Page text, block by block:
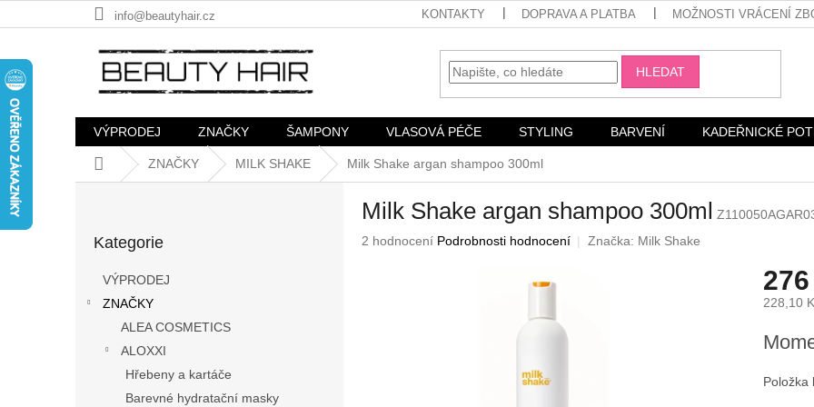
na
info@beautyhair.cz KONTAKTY DOPRAVA A PLATBA MOŽNOSTI VRÁCENÍ
HLEDAT
VÝPRODEJ ZNAČKY ŠAMPONY VLASOVÁ PÉČE STYLING BARVENÍ KADEŘNICKÉ
Domů ZNAČKY MILK SHAKE Milk Shake argan shampoo 300ml
kategorie
Kategorie
VÝPRODEJ
ZNAČKY
ALEA COSMETICS
ALOXXI
Hřebeny a kartáče
Barevné hydratační masky
Milk Shake argan shampoo 300ml
Průměrné
2 hodnocení Podrobnosti hodnocení Značka: Milk Shake
228,10
cena: